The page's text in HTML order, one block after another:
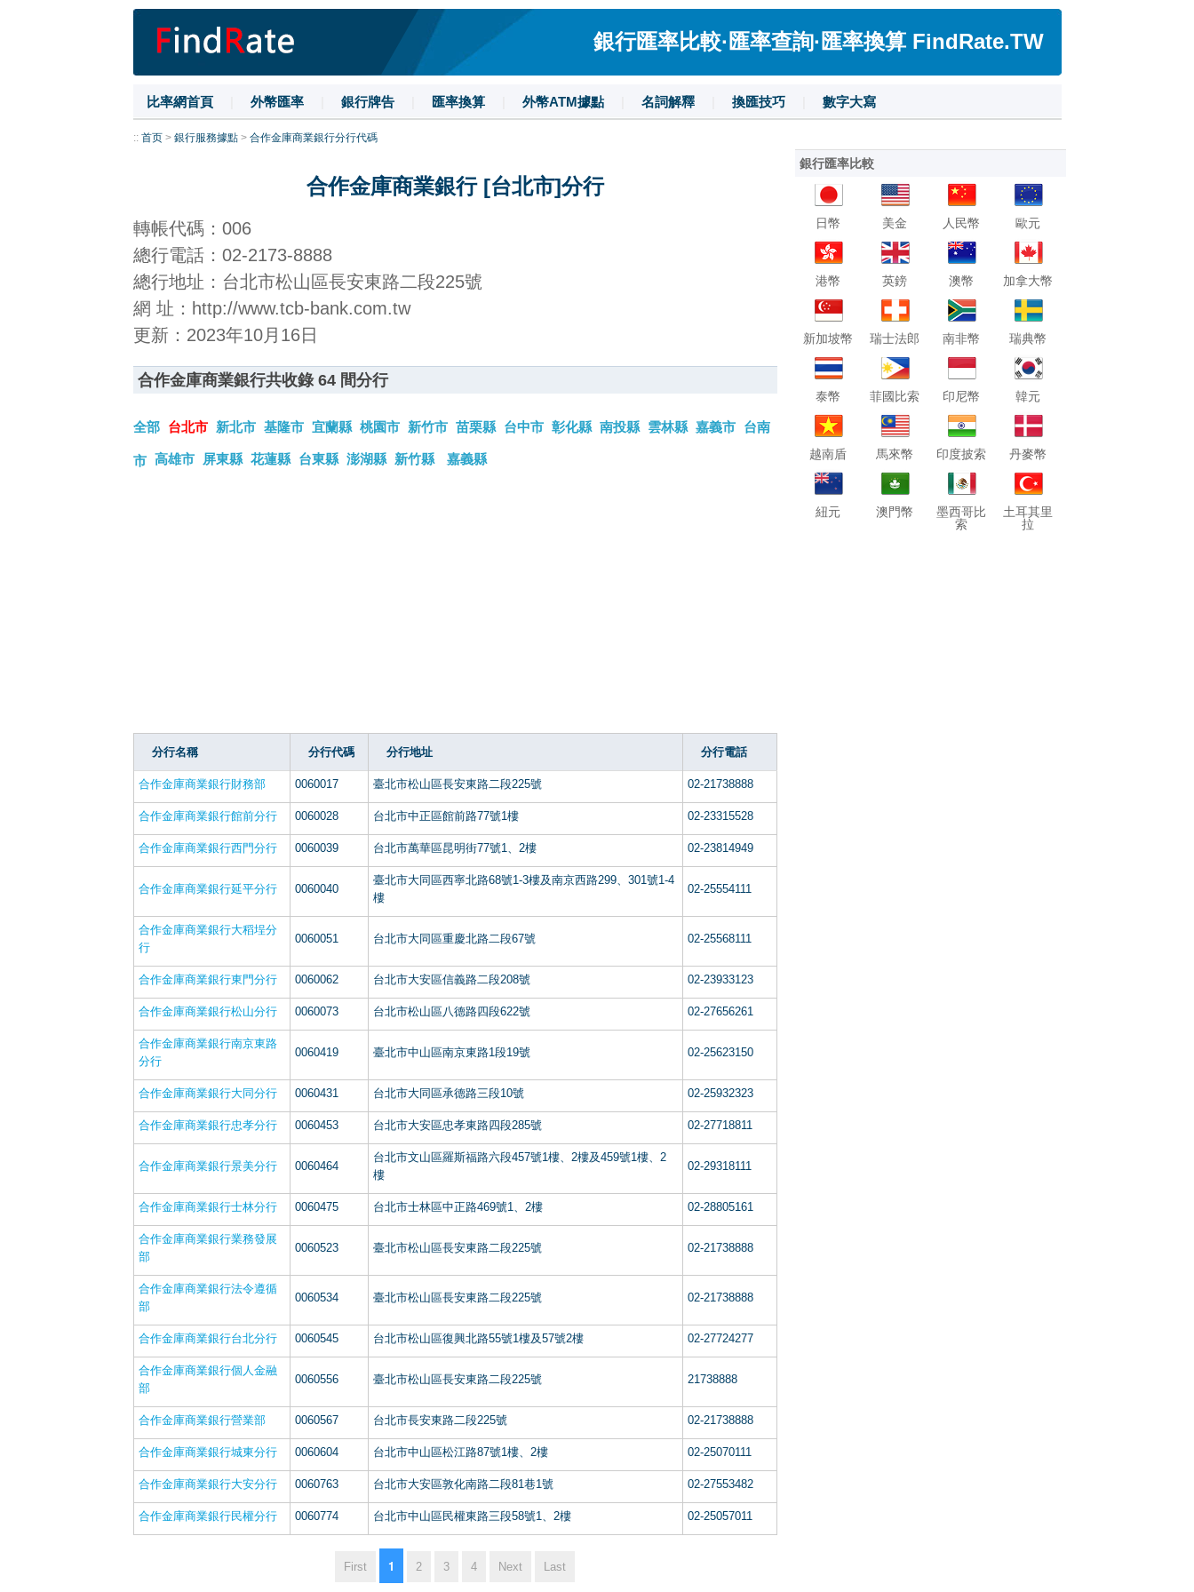
銀行匯率比較·匯率查詢·匯率換算 FindRate.TW
比率網首頁 外幣匯率 銀行牌告 匯率換算 外幣ATM據點 名詞解釋 換匯技巧 數字大寫
:: 首页> 銀行服務據點> 合作金庫商業銀行分行代碼
合作金庫商業銀行 [台北市]分行
轉帳代碼：006
總行電話：02-2173-8888
總行地址：台北市松山區長安東路二段225號
網 址：http://www.tcb-bank.com.tw
更新：2023年10月16日
合作金庫商業銀行共收錄 64 間分行
全部 台北市 新北市 基隆市 宜蘭縣 桃園市 新竹市 苗栗縣 台中市 彰化縣 南投縣 雲林縣 嘉義市 台南
市 高雄市 屏東縣 花蓮縣 台東縣 澎湖縣 新竹縣 嘉義縣
分行名稱 分行代碼 分行地址 分行電話
合作金庫商業銀行財務部 0060017 臺北市松山區長安東路二段225號 02-21738888
合作金庫商業銀行館前分行 0060028 台北市中正區館前路77號1樓 02-23315528
合作金庫商業銀行西門分行 0060039 台北市萬華區昆明街77號1、2樓 02-23814949
合作金庫商業銀行延平分行 0060040
臺北市大同區西寧北路68號1-3樓及南京西路299、301號1-4
樓
02-25554111
合作金庫商業銀行大稻埕分
行
0060051 台北市大同區重慶北路二段67號 02-25568111
合作金庫商業銀行東門分行 0060062 台北市大安區信義路二段208號 02-23933123
合作金庫商業銀行松山分行 0060073 台北市松山區八德路四段622號 02-27656261
合作金庫商業銀行南京東路
分行
0060419 臺北市中山區南京東路1段19號 02-25623150
合作金庫商業銀行大同分行 0060431 台北市大同區承德路三段10號 02-25932323
合作金庫商業銀行忠孝分行 0060453 台北市大安區忠孝東路四段285號 02-27718811
合作金庫商業銀行景美分行 0060464
台北市文山區羅斯福路六段457號1樓、2樓及459號1樓、2
樓
02-29318111
合作金庫商業銀行士林分行 0060475 台北市士林區中正路469號1、2樓 02-28805161
合作金庫商業銀行業務發展
部
0060523 臺北市松山區長安東路二段225號 02-21738888
合作金庫商業銀行法令遵循
部
0060534 臺北市松山區長安東路二段225號 02-21738888
合作金庫商業銀行台北分行 0060545 台北市松山區復興北路55號1樓及57號2樓 02-27724277
合作金庫商業銀行個人金融
部
0060556 臺北市松山區長安東路二段225號 21738888
合作金庫商業銀行營業部 0060567 台北市長安東路二段225號 02-21738888
合作金庫商業銀行城東分行 0060604 台北市中山區松江路87號1樓、2樓 02-25070111
合作金庫商業銀行大安分行 0060763 台北市大安區敦化南路二段81巷1號 02-27553482
合作金庫商業銀行民權分行 0060774 台北市中山區民權東路三段58號1、2樓 02-25057011
First 1 2 3 4 Next Last
銀行匯率比較
日幣 美金 人民幣 歐元
港幣 英鎊 澳幣 加拿大幣
新加坡幣 瑞士法郎 南非幣 瑞典幣
泰幣 菲國比索 印尼幣 韓元
越南盾 馬來幣 印度披索 丹麥幣
紐元 澳門幣
墨西哥比
索
土耳其里
拉